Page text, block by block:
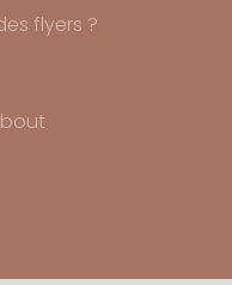
flyers ?